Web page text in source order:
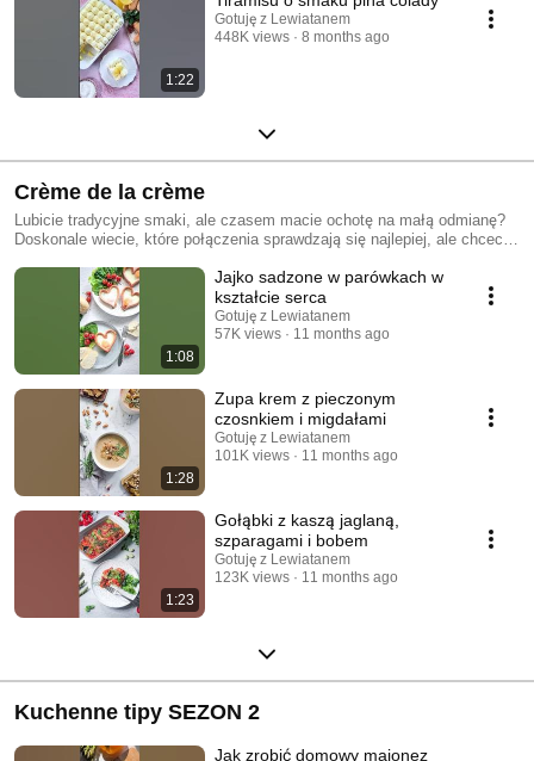
1:22
Gotuję z Lewiatanem
448K views
8 months ago
Crème de la crème
Lubicie tradycyjne smaki, ale czasem macie ochotę na małą odmianę?
Doskonale wiecie, które połączenia sprawdzają się najlepiej, ale chcecie
crème! 👌
1:08
Jajko sadzone w parówkach w
kształcie serca
Gotuję z Lewiatanem
57K views
11 months ago
1:28
Zupa krem z pieczonym
czosnkiem i migdałami
Gotuję z Lewiatanem
101K views
11 months ago
1:23
Gołąbki z kaszą jaglaną,
szparagami i bobem
Gotuję z Lewiatanem
123K views
11 months ago
Kuchenne tipy SEZON 2
Jak zrobić domowy majonez